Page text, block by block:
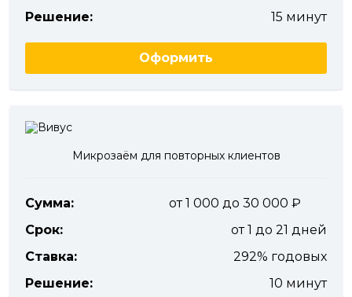
Решение:
15 минут
Оформить
Микрозаём для повторных клиентов
Сумма:
от 1 000 до 30 000
Срок:
от 1 до 21 дней
Ставка:
292% годовых
Решение:
10 минут